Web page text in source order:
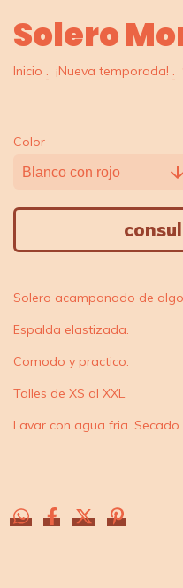
Solero
Inicio ¡Nueva temporada!
Color
Solero acampanado de
Espalda elastizada.
Comodo y practico.
Talles de XS al XXL.
Lavar con agua fria.